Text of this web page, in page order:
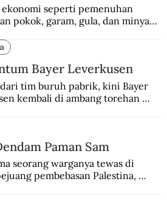
ekonomi seperti pemenuhan
pokok, garam, gula, dan minyak
Hari Ibu.
Bayer Leverkusen
tim buruh pabrik, kini Bayer
kembali di ambang torehan
Paman Sam
seorang warganya tewas di
pembebasan Palestina,